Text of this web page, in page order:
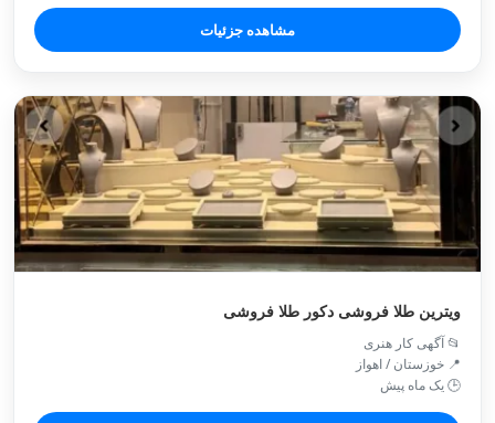
مشاهده جزئیات
ویترین طلا فروشی دکور طلا فروشی
📂 آگهی کار هنری
📍 خوزستان / اهواز
🕒 یک ماه پیش